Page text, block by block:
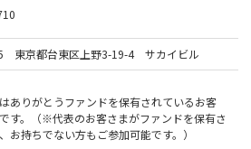
東京都台東区上野3-19-4 サカイビル
ありがとうファンドを保有されているお客
す。（※代表のお客さまがファンドを保有さ
お持ちでない方もご参加可能です。）